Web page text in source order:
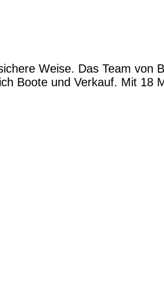
Weise. Das Team von
Boote und Verkauf. Mit 18